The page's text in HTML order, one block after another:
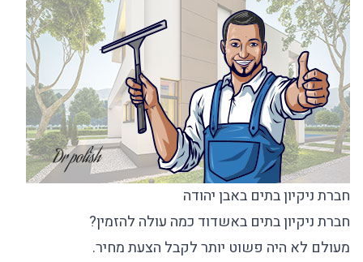
חברת ניקיון בתים באבן יהודה
חברת ניקיון בתים באשדוד כמה עולה להזמין?
מעולם לא היה פשוט יותר לקבל הצעת מחיר.